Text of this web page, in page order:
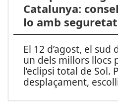
Catalunya:
lo amb seguretat
El 12 d’agost, el sud
un dels millors llocs
l’eclipsi total de Sol.
desplaçament,